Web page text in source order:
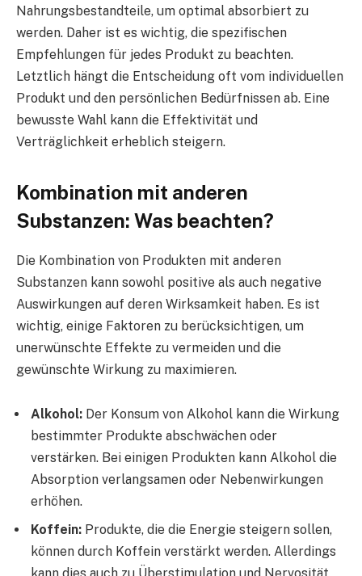
Nahrungsbestandteile, um optimal absorbiert zu
werden. Daher ist es wichtig, die spezifischen
Empfehlungen für jedes Produkt zu beachten.
Letztlich hängt die Entscheidung oft vom individuellen
Produkt und den persönlichen Bedürfnissen ab. Eine
bewusste Wahl kann die Effektivität und
Verträglichkeit erheblich steigern.
Kombination mit anderen
Substanzen: Was beachten?
Die Kombination von Produkten mit anderen
Substanzen kann sowohl positive als auch negative
Auswirkungen auf deren Wirksamkeit haben. Es ist
wichtig, einige Faktoren zu berücksichtigen, um
unerwünschte Effekte zu vermeiden und die
gewünschte Wirkung zu maximieren.
Alkohol: Der Konsum von Alkohol kann die Wirkung
bestimmter Produkte abschwächen oder
verstärken. Bei einigen Produkten kann Alkohol die
Absorption verlangsamen oder Nebenwirkungen
erhöhen.
Koffein: Produkte, die die Energie steigern sollen,
können durch Koffein verstärkt werden. Allerdings